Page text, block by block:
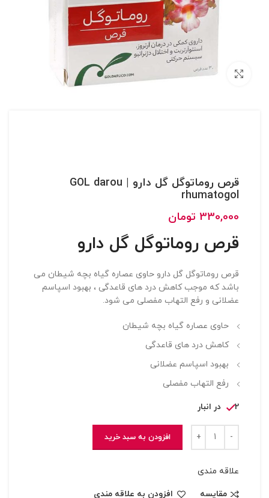
بزرگنمایی تصویر
قرص روماتوگل گل دارو | GOL darou
rhumatogol
330,000 تومان
قرص روماتوگل گل دارو
قرص روماتوگل گل دارو حاوی عصاره گیاه بچه شیطان می
باشد که موجب کاهش درد های قاعدگی ، بهبود اسپاسم
عضلانی و رفع التهاب مفصلی می شود.
حاوی عصاره گیاه بچه شیطان
کاهش درد های قاعدگی
بهبود اسپاسم عضلانی
رفع التهاب مفصلی
2 در انبار
افزودن به سبد خرید
علاقه مندی
مقایسه
افزودن به علاقه مندی